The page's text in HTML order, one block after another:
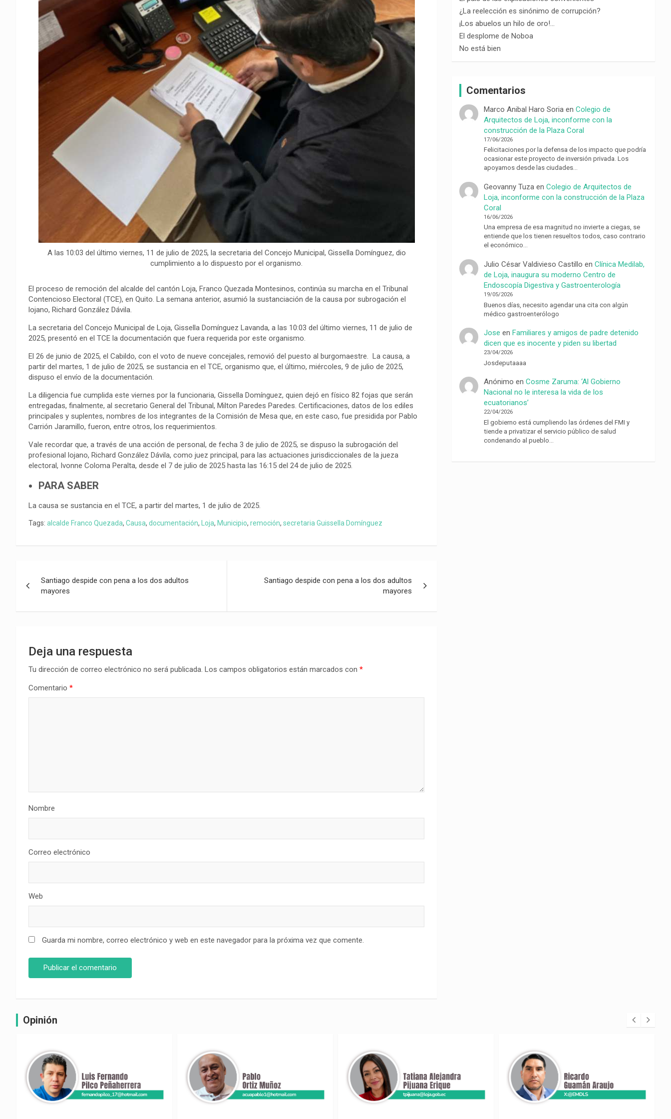
A las 10:03 del último viernes, 11 de julio de 2025, la secretaria del Concejo Municipal, Gissella Domínguez, dio
cumplimiento a lo dispuesto por el organismo.
El proceso de remoción del alcalde del cantón Loja, Franco Quezada Montesinos, continúa su marcha en el Tribunal
Contencioso Electoral (TCE), en Quito. La semana anterior, asumió la sustanciación de la causa por subrogación el
lojano, Richard González Dávila.
La secretaria del Concejo Municipal de Loja, Gissella Domínguez Lavanda, a las 10:03 del último viernes, 11 de julio de
2025, presentó en el TCE la documentación que fuera requerida por este organismo.
El 26 de junio de 2025, el Cabildo, con el voto de nueve concejales, removió del puesto al burgomaestre. La causa, a
partir del martes, 1 de julio de 2025, se sustancia en el TCE, organismo que, el último, miércoles, 9 de julio de 2025,
dispuso el envío de la documentación.
La diligencia fue cumplida este viernes por la funcionaria, Gissella Domínguez, quien dejó en físico 82 fojas que serán
entregadas, finalmente, al secretario General del Tribunal, Milton Paredes Paredes. Certificaciones, datos de los ediles
principales y suplentes, nombres de los integrantes de la Comisión de Mesa que, en este caso, fue presidida por Pablo
Carrión Jaramillo, fueron, entre otros, los requerimientos.
Vale recordar que, a través de una acción de personal, de fecha 3 de julio de 2025, se dispuso la subrogación del
profesional lojano, Richard González Dávila, como juez principal, para las actuaciones jurisdiccionales de la jueza
electoral, Ivonne Coloma Peralta, desde el 7 de julio de 2025 hasta las 16:15 del 24 de julio de 2025.
PARA SABER
La causa se sustancia en el TCE, a partir del martes, 1 de julio de 2025.
Tags: alcalde Franco Quezada, Causa, documentación, Loja, Municipio, remoción, secretaria Guissella Domínguez
de
entradas
Santiago despide con pena a los dos adultos
mayores
Santiago despide con pena a los dos adultos
mayores
Deja una respuesta
Tu dirección de correo electrónico no será publicada. Los campos obligatorios están marcados con *
Comentario *
Nombre
Correo electrónico
Web
Guarda mi nombre, correo electrónico y web en este navegador para la próxima vez que comente.
¿La reelección es sinónimo de corrupción?
¡Los abuelos un hilo de oro!…
El desplome de Noboa
No está bien
Comentarios
Marco Anibal Haro Soria enColegio de
Arquitectos de Loja, inconforme con la
construcción de la Plaza Coral
17/06/2026
Felicitaciones por la defensa de los impacto que podría
ocasionar este proyecto de inversión privada. Los
apoyamos desde las ciudades…
Geovanny Tuza enColegio de Arquitectos de
Loja, inconforme con la construcción de la Plaza
Coral
16/06/2026
Una empresa de esa magnitud no invierte a ciegas, se
entiende que los tienen resueltos todos, caso contrario
el económico…
Julio César Valdivieso Castillo enClínica Medilab,
de Loja, inaugura su moderno Centro de
Endoscopía Digestiva y Gastroenterología
19/05/2026
Buenos días, necesito agendar una cita con algún
médico gastroenterólogo
Jose enFamiliares y amigos de padre detenido
dicen que es inocente y piden su libertad
23/04/2026
Josdeputaaaa
Anónimo enCosme Zaruma: ‘Al Gobierno
Nacional no le interesa la vida de los
ecuatorianos’
22/04/2026
El gobierno está cumpliendo las órdenes del FMI y
tiende a privatizar el servicio público de salud
condenando al pueblo…
Opinión